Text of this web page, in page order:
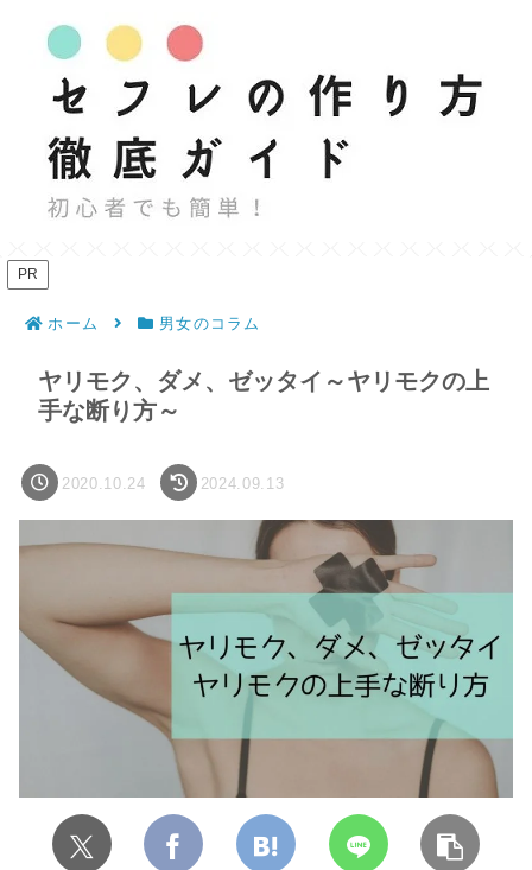
PR
ホーム 男女のコラム
ヤリモク、ダメ、ゼッタイ～ヤリモクの上
手な断り方～
2020.10.24 2024.09.13